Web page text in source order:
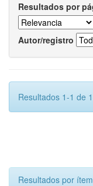
Resultados por
Autor/registro
Resultados 1-1 de
Resultados por